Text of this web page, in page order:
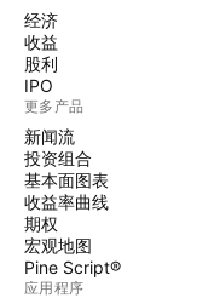
经济
收益
股利
IPO
更多产品
新闻流
投资组合
基本面图表
收益率曲线
期权
宏观地图
Pine Script®
应用程序